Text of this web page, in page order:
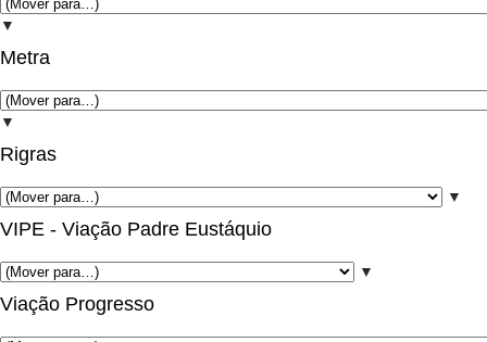
▼
Metra
▼
Rigras
▼
VIPE - Viação Padre Eustáquio
▼
Viação Progresso